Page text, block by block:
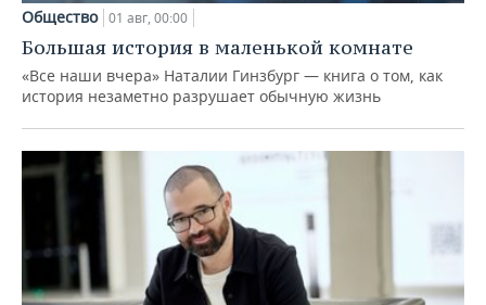
Общество 01 авг, 00:00
Большая история в маленькой комнате
«Все наши вчера» Наталии Гинзбург — книга о том, как
история незаметно разрушает обычную жизнь